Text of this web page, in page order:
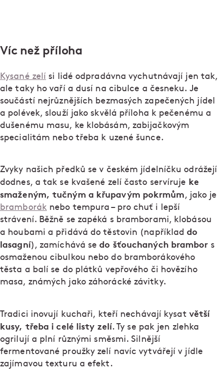
Víc než příloha
Kysané zelí si lidé odpradávna vychutnávají jen tak,
ale taky ho vaří a dusí na cibulce a česneku. Je
součástí nejrůznějších bezmasých zapečených jídel
a polévek, slouží jako skvělá příloha k pečenému a
dušenému masu, ke klobásám, zabijačkovým
specialitám nebo třeba k uzené šunce.
Zvyky našich předků se v českém jídelníčku odrážejí
dodnes, a tak se kvašené zelí často servíruje ke
smaženým, tučným a křupavým pokrmům, jako je
bramboráknebo tempura – pro chuť i lepší
strávení. Běžně se zapéká s bramborami, klobásou
a houbami a přidává do těstovin (napříkladdo
lasagní), zamíchává sedo šťouchaných brambor s
osmaženou cibulkou nebo do bramborákového
těsta a balí se do plátků vepřového či hovězího
masa, známých jako záhorácké závitky.
Tradici inovují kuchaři, kteří nechávají kysat větší
kusy, třeba i celé listy zelí. Ty se pak jen zlehka
ogrilují a plní různými směsmi. Silnější
fermentované proužky zelí navíc vytvářejí v jídle
zajímavou texturu a efekt.